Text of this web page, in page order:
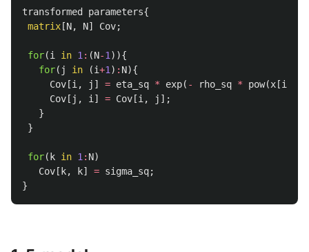
transformed parameters{
matrix [N, N] Cov;
for(i in 1 : (N-1 )){
for( j in (i+1 ) : N){
Cov [i , j ] = eta_sq * exp( - rho_sq * pow(x [i
Cov [ j , i ] = Cov [i , j ];
}
}
for( k in 1 : N)
Cov [ k, k] = sigma_sq;
}